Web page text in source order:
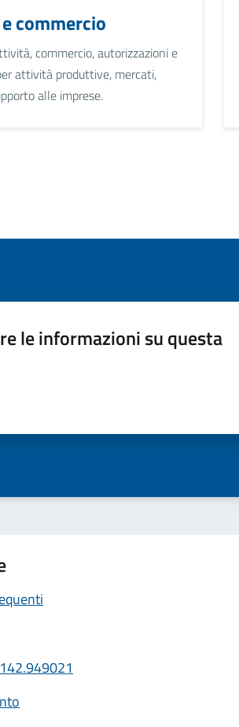
commercio
commercio, autorizzazioni e
attività produttive, mercati,
alle imprese.
le informazioni su questa